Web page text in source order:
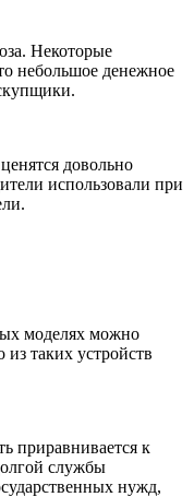
Некоторые
небольшое денежное
довольно
использовали при
моделях можно
таких устройств
приравнивается к
службы
нужд,